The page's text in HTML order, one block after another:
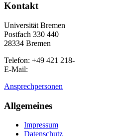
Kontakt
Universität Bremen
Postfach 330 440
28334 Bremen
Telefon: +49 421 218-
E-Mail:
Ansprechpersonen
Allgemeines
Impressum
Datenschutz